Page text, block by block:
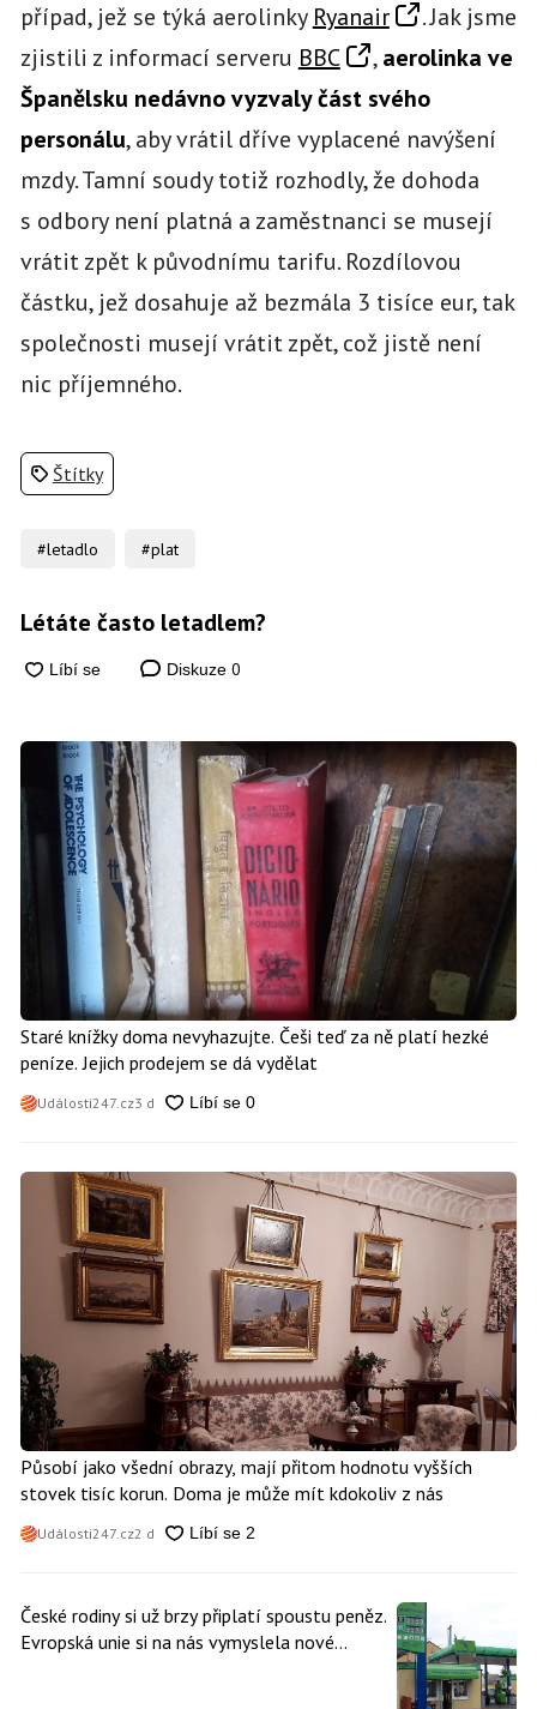
případ, jež se týká aerolinky Ryanair
. Jak jsme
zjistili z informací serveru BBC ,aerolinka ve
Španělsku nedávno vyzvaly část svého
personálu, aby vrátil dříve vyplacené navýšení
mzdy. Tamní soudy totiž rozhodly, že dohoda
s odbory není platná a zaměstnanci se musejí
vrátit zpět k původnímu tarifu. Rozdílovou
částku, jež dosahuje až bezmála 3 tisíce eur, tak
společnosti musejí vrátit zpět, což jistě není
nic příjemného.
Štítky
#letadlo #plat
Létáte často letadlem?
Diskuze 0
Staré knížky doma nevyhazujte. Češi teď za ně platí hezké
peníze. Jejich prodejem se dá vydělat
Události247.cz3 d
Působí jako všední obrazy, mají přitom hodnotu vyšších
stovek tisíc korun. Doma je může mít kdokoliv z nás
Události247.cz2 d
České rodiny si už brzy připlatí spoustu peněz.
Evropská unie si na nás vymyslela nové